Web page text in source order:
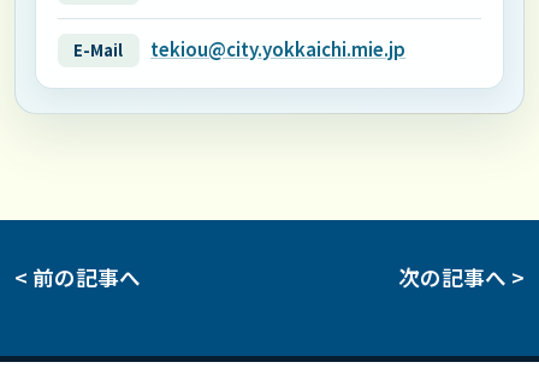
E-Mail tekiou@city.yokkaichi.mie.jp
< 前の記事へ 次の記事へ >